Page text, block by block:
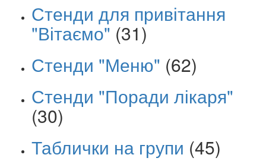
Стенди для привітання
"Вітаємо" (31)
Стенди "Меню" (62)
Стенди "Поради лікаря"
(30)
Таблички на групи (45)